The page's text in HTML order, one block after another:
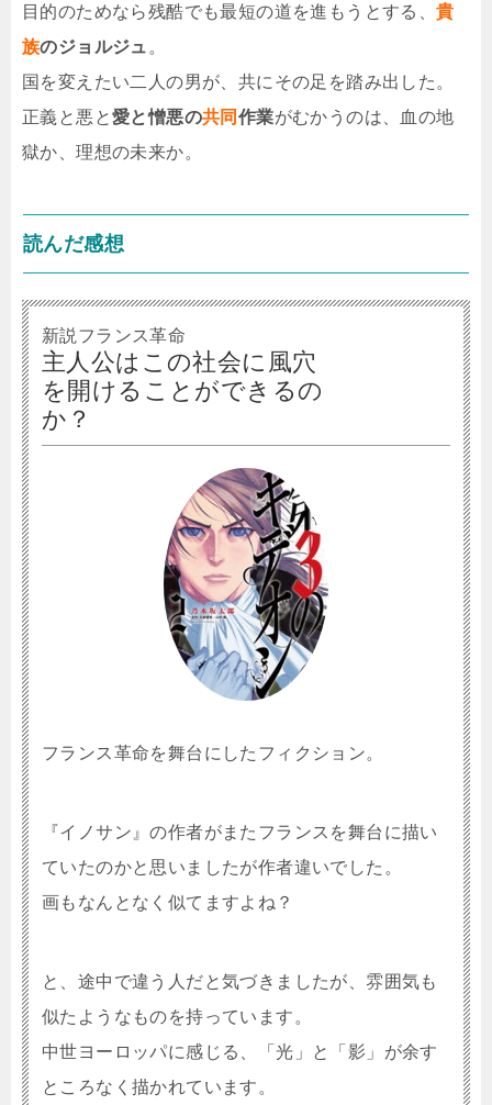
目的のためなら残酷でも最短の道を進もうとする、貴
族のジョルジュ 。
国を変えたい二人の男が、共にその足を踏み出した。
正義と悪と愛と憎悪の共同 作業がむかうのは、血の地
獄か、理想の未来か。
読んだ感想
新説フランス革命
主人公はこの社会に風穴
を開けることができるの
か？
フランス革命を舞台にしたフィクション。
『イノサン』の作者がまたフランスを舞台に描い
ていたのかと思いましたが作者違いでした。
画もなんとなく似てますよね？
と、途中で違う人だと気づきましたが、雰囲気も
似たようなものを持っています。
中世ヨーロッパに感じる、「光」と「影」が余す
ところなく描かれています。